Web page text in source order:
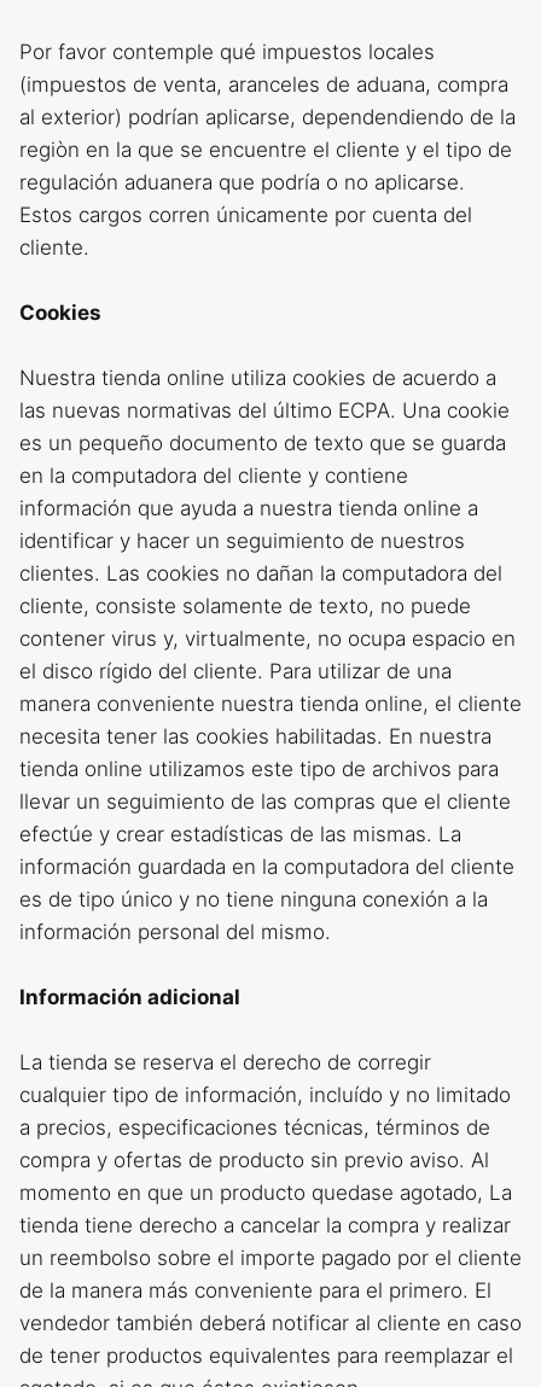
Por favor contemple qué impuestos locales
(impuestos de venta, aranceles de aduana, compra
al exterior) podrían aplicarse, dependendiendo de la
regiòn en la que se encuentre el cliente y el tipo de
regulación aduanera que podría o no aplicarse.
Estos cargos corren únicamente por cuenta del
cliente.
Cookies
Nuestra tienda online utiliza cookies de acuerdo a
las nuevas normativas del último ECPA. Una cookie
es un pequeño documento de texto que se guarda
en la computadora del cliente y contiene
información que ayuda a nuestra tienda online a
identificar y hacer un seguimiento de nuestros
clientes. Las cookies no dañan la computadora del
cliente, consiste solamente de texto, no puede
contener virus y, virtualmente, no ocupa espacio en
el disco rígido del cliente. Para utilizar de una
manera conveniente nuestra tienda online, el cliente
necesita tener las cookies habilitadas. En nuestra
tienda online utilizamos este tipo de archivos para
llevar un seguimiento de las compras que el cliente
efectúe y crear estadísticas de las mismas. La
información guardada en la computadora del cliente
es de tipo único y no tiene ninguna conexión a la
información personal del mismo.
Información adicional
La tienda se reserva el derecho de corregir
cualquier tipo de información, incluído y no limitado
a precios, especificaciones técnicas, términos de
compra y ofertas de producto sin previo aviso. Al
momento en que un producto quedase agotado, La
tienda tiene derecho a cancelar la compra y realizar
un reembolso sobre el importe pagado por el cliente
de la manera más conveniente para el primero. El
vendedor también deberá notificar al cliente en caso
de tener productos equivalentes para reemplazar el